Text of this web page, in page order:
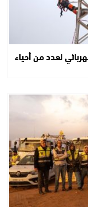
لعدد من أحياء